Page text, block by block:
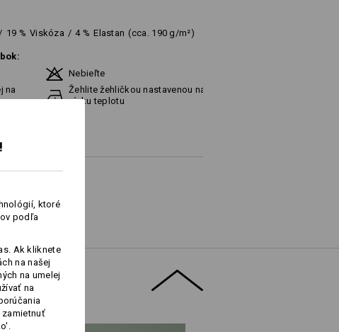
19 % Viskóza / 4% Elastan (cca. 190 g/m²)
Nebieľte
na
Žehlite žehličkou nastavenou na
nízku teplotu
ktoré
podľa
Ak kliknete
na našej
na umelej
na
zamietnuť